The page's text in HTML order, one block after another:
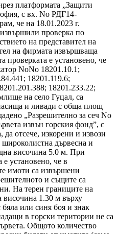
платформата „Защити
с вх. No РДГ14-
че на 18.01.2023 г.
проверка по
на представител на
на фирмата извършваща
проверката е установено, че
NoNo 18201.10.1;
18201.119.6;
18201.233.22;
на село Гуцал, са
и ливади с обща площ
„Разрешително за сеч No
извън горския фонд”, с
да отсече, изкорени и извози
широколистна дървесна и
височина 5.0 м. При
е установено, че в
имоти са извършени
и същите са
На терен границите на
височина 1.30 м върху
или синя боя и знак
в горски територии не са
Общото количество